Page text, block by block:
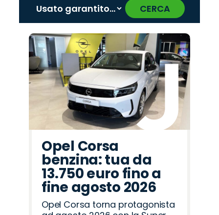
CERCA
Promo
Alfa
Romeo
Promo
Omoda
Promo
Citroën
Promo
Seat
Promo
Jaecoo
Promo
Land
Rover
Promo
Jeep
Promo
Cupra
Promo
Hyundai
Promo
Abarth
Promo
Fiat
Promo
Lancia
Promo
Opel
Promo
Mazda
Promo
Peugeot
‹ ›
Opel Corsa
benzina: tua da
13.750 euro fino a
fine agosto 2026
Opel Corsa torna protagonista